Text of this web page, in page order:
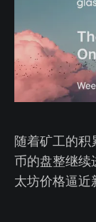
随着矿工的
币的盘整继续
太坊价格逼近